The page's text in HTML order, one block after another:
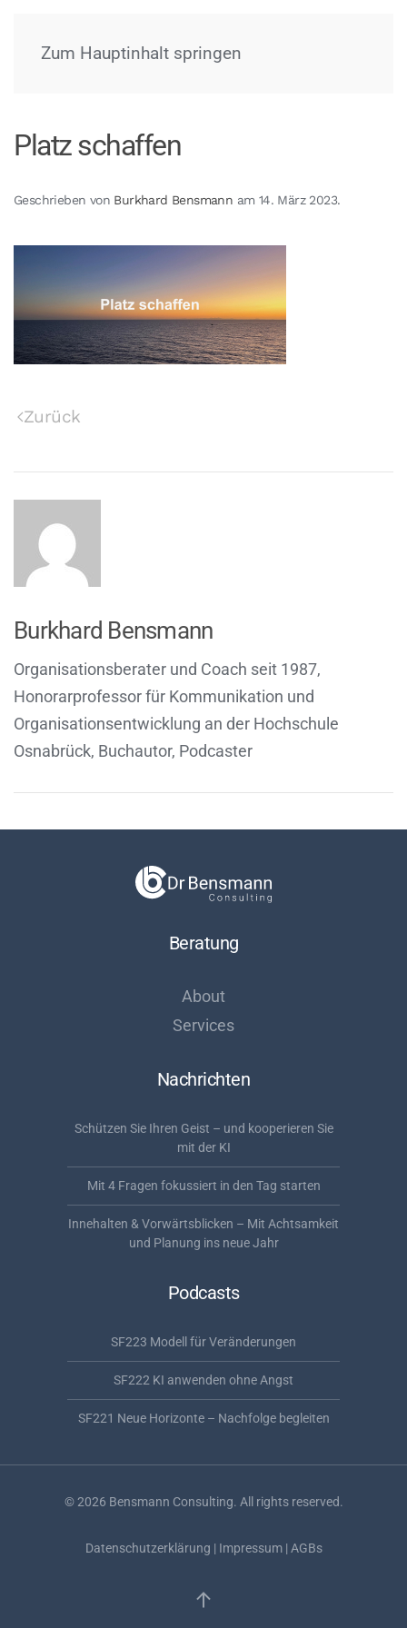
Zum Hauptinhalt springen
Platz schaffen
Geschrieben von Burkhard Bensmann am 14. März 2023.
Zurück
Burkhard Bensmann
Organisationsberater und Coach seit 1987,
Honorarprofessor für Kommunikation und
Organisationsentwicklung an der Hochschule
Osnabrück, Buchautor, Podcaster
Beratung
About
Services
Nachrichten
Schützen Sie Ihren Geist – und kooperieren Sie
mit der KI
Mit 4 Fragen fokussiert in den Tag starten
Innehalten & Vorwärtsblicken – Mit Achtsamkeit
und Planung ins neue Jahr
Podcasts
SF223 Modell für Veränderungen
SF222 KI anwenden ohne Angst
SF221 Neue Horizonte – Nachfolge begleiten
©2026 Bensmann Consulting. All rights reserved.
Datenschutzerklärung | Impressum| AGBs